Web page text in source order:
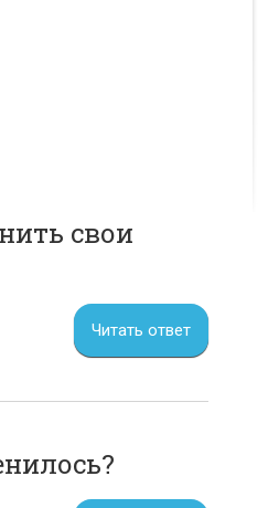
свои
Читать ответ